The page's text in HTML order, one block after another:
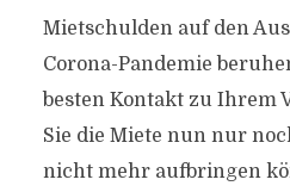
Mietschulden auf den
Corona-Pandemie
besten Kontakt zu Ihrem
Sie die Miete nun nur
nicht mehr aufbringen